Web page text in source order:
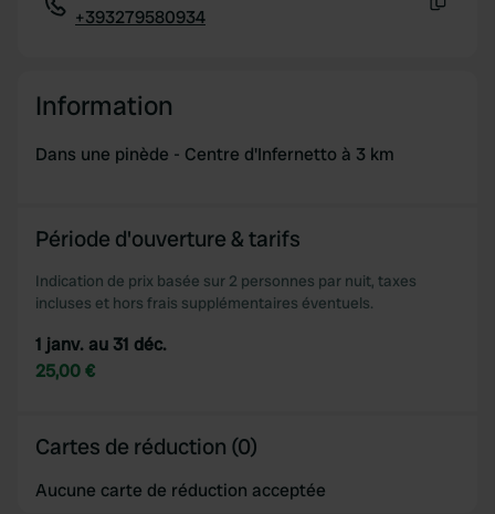
+393279580934
Information
Dans une pinède - Centre d'Infernetto à 3 km
Période d'ouverture & tarifs
Indication de prix basée sur 2 personnes par nuit, taxes
incluses et hors frais supplémentaires éventuels.
1 janv. au 31 déc.
25,00 €
Cartes de réduction (0)
Aucune carte de réduction acceptée